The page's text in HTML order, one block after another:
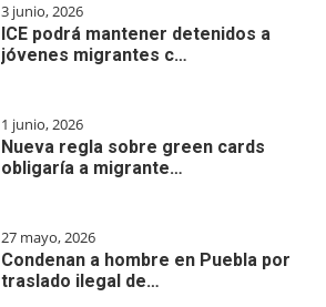
3 junio, 2026
ICE podrá mantener detenidos a
jóvenes migrantes c…
1 junio, 2026
Nueva regla sobre green cards
obligaría a migrante…
27 mayo, 2026
Condenan a hombre en Puebla por
traslado ilegal de…